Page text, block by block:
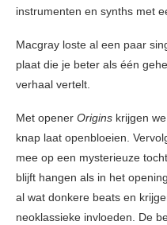
instrumenten en synths met
Macgray loste al een paar
plaat die je beter als één
verhaal vertelt.
Met opener Origins krijgen
knap laat openbloeien.
mee op een mysterieuze
blijft hangen als in het
al wat donkere beats en
neoklassieke invloeden. De